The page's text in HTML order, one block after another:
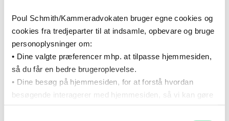
Poul Schmith/Kammeradvokaten bruger egne cookies og
cookies fra tredjeparter til at indsamle, opbevare og bruge
personoplysninger om:
• Dine valgte præferencer mhp. at tilpasse hjemmesiden,
så du får en bedre brugeroplevelse.
• Dine besøg på hjemmesiden, for at forstå hvordan
besøgende interagerer med hjemmesiden, så vi kan gøre
3 brugere – 13.000 kr. pr. år
10 brugere – 32.000 kr. pr. år
20+ brugere – 53.000 kr. pr. år
SPECIALISTER